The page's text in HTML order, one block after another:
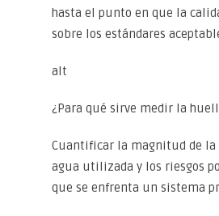
hasta el punto en que la
sobre los estándares
alt
¿Para qué sirve medir la
Cuantificar la magnitud de la
agua utilizada y los riesgos
que se enfrenta un sistema